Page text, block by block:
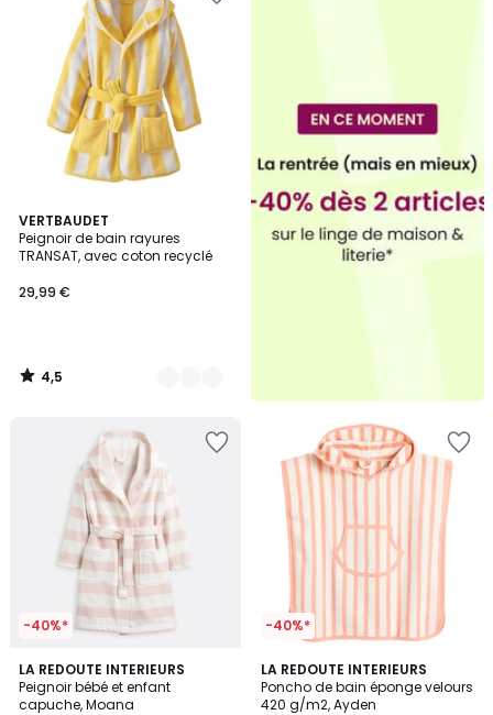
VERTBAUDET
Peignoir de bain rayures
TRANSAT, avec coton recyclé
29,99 €
4,5
/ 5
5
Couleurs
4,5
/
-40%*
LA REDOUTE INTERIEURS
Peignoir bébé et enfant
capuche, Moana
4,7
/ 5
3
Couleurs
-40%*
LA REDOUTE INTERIEURS
Poncho de bain éponge velours
420 g/m2, Ayden
2
Couleurs